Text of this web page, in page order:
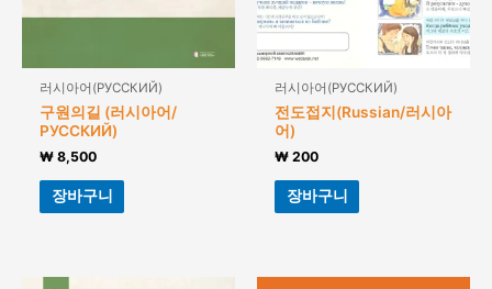
러시아어(РУССКИЙ)
구원의길 (러시아어/
РУССКИЙ)
₩ 8,500
장바구니
러시아어(РУССКИЙ)
전도접지(Russian/러시아
어)
₩ 200
장바구니